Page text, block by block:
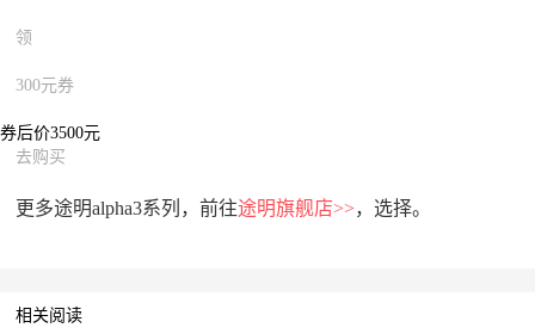
领
300元券
券后价3500元
去购买
更多途明alpha3系列，前往途明旗舰店>>，选择。
相关阅读